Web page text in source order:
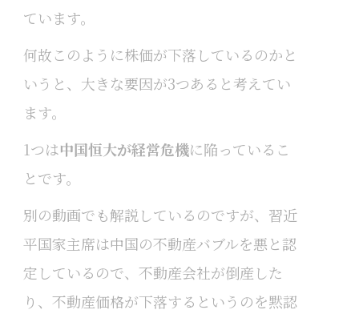
ています。
何故このように株価が下落しているのかと
いうと、大きな要因が3つあると考えてい
ます。
1つは中国恒大が経営危機に陥っているこ
とです。
別の動画でも解説しているのですが、習近
平国家主席は中国の不動産バブルを悪と認
定しているので、不動産会社が倒産した
り、不動産価格が下落するというのを黙認